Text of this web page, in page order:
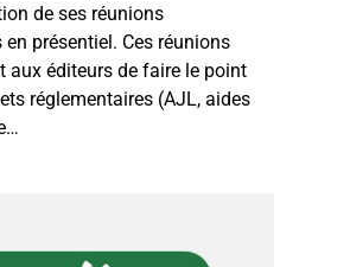
de ses réunions
en présentiel. Ces réunions
aux éditeurs de faire le point
réglementaires (AJL, aides